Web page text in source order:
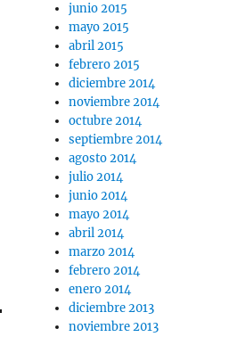
junio 2015
mayo 2015
abril 2015
febrero 2015
diciembre 2014
noviembre 2014
octubre 2014
septiembre 2014
agosto 2014
julio 2014
junio 2014
mayo 2014
abril 2014
marzo 2014
febrero 2014
enero 2014
diciembre 2013
noviembre 2013